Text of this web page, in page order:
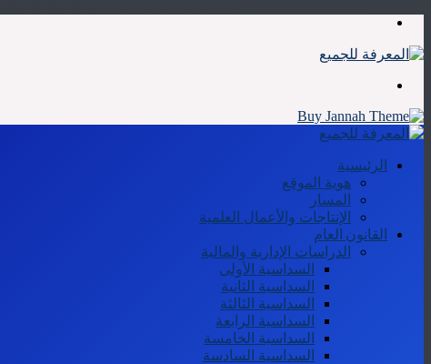
الرئيسية
هوية الموقع
المسار
الإنتاجات والأعمال العلمية
القانون العام
الدراسات الإدارية والمالية
السداسية الأولى
السداسية الثانية
السداسية الثالثة
السداسية الرابعة
السداسية الخامسة
السداسية السادسة